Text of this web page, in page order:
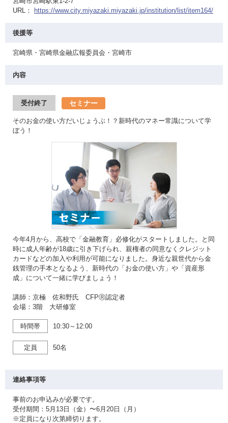
URL：
https://www.city.miyazaki.miyazaki.jp/institution/list/item164/
後援等
宮崎県・宮崎県金融広報委員会・宮崎市
内容
受付終了 セミナー
そのお金の使い方だいじょうぶ！？新時代のマネー常識について学
ぼう！
今年4月から、高校で「金融教育」必修化がスタートしました。と同
時に成人年齢が18歳に引き下げられ、親権者の同意なくクレジット
カードなどの加入や利用が可能になりました。身近な親世代から金
銭管理の手本となるよう、新時代の「お金の使い方」や「資産形
成」について一緒に学びましょう！
講師：京極 佐和野氏 CFPⓇ認定者
会場：3階 大研修室
時間帯 10:30～12:00
定員 50名
連絡事項等
事前のお申込みが必要です。
受付期間：5月13日（金）〜6月20日（月）
※定員になり次第締切ります。